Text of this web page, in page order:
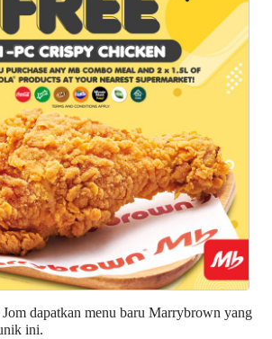
dapatkan menu baru Marrybrown yang
ini.